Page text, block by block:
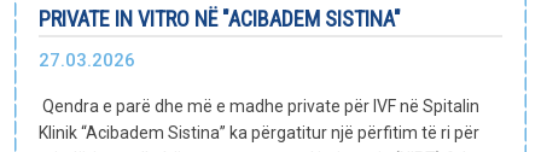
Paketat e lindjes
PRIVATE IN VITRO NË "ACIBADEM SISTINA"
27.03.2026
Qendra e parë dhe më e madhe private për IVF në Spitalin
Klinik “Acibadem Sistina” ka përgatitur një përfitim të ri për